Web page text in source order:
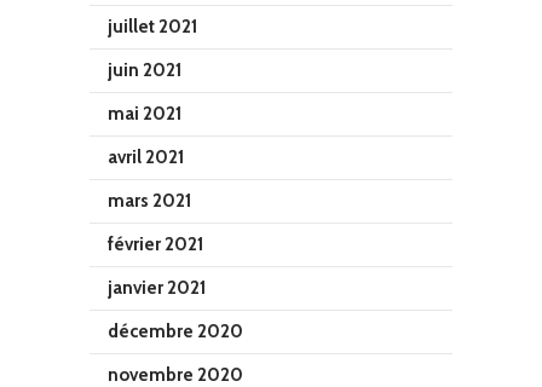
juillet 2021
juin 2021
mai 2021
avril 2021
mars 2021
février 2021
janvier 2021
décembre 2020
novembre 2020